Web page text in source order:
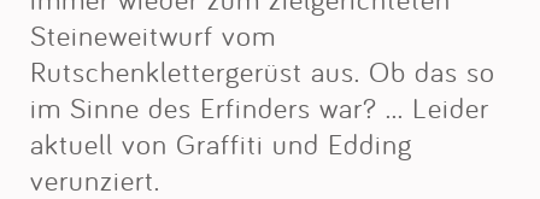
Steineweitwurf vom
Rutschenklettergerüst aus. Ob das so
im Sinne des Erfinders war? ... Leider
aktuell von Graffiti und Edding
verunziert.